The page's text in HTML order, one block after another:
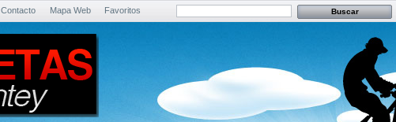
Contacto Mapa Web
Favoritos